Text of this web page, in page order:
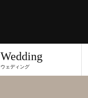
Wedding
ウェディング